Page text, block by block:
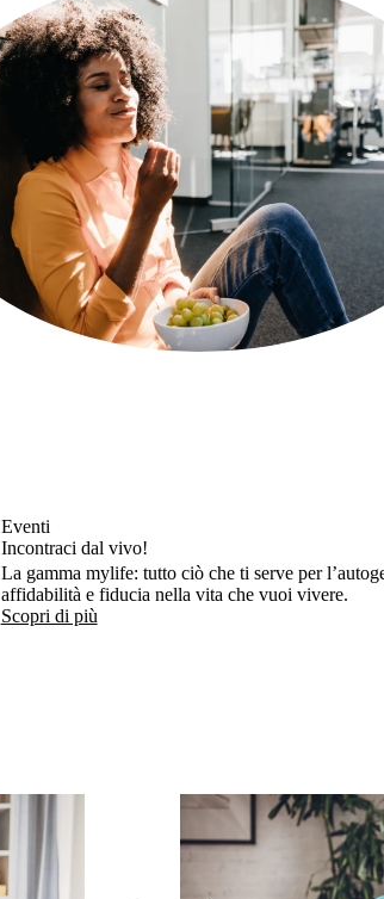
Eventi
Incontraci dal vivo!
La gamma mylife: tutto ciò che ti serve per
affidabilità e fiducia nella vita che vuoi vivere.
Scopri di più